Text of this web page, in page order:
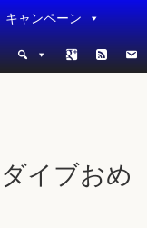
キャンペーン
イブおめ